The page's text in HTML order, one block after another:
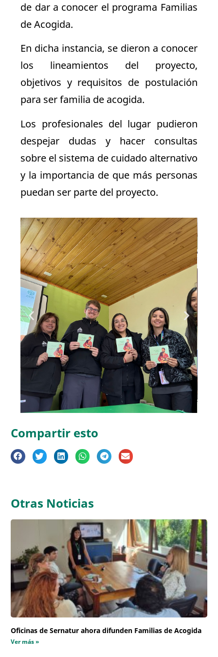
de dar a conocer el programa Familias
de Acogida.
En dicha instancia, se dieron a conocer
los lineamientos del proyecto,
objetivos y requisitos de postulación
para ser familia de acogida.
Los profesionales del lugar pudieron
despejar dudas y hacer consultas
sobre el sistema de cuidado alternativo
y la importancia de que más personas
puedan ser parte del proyecto.
Compartir esto
Otras Noticias
Oficinas de Sernatur ahora difunden Familias de Acogida
Ver más »